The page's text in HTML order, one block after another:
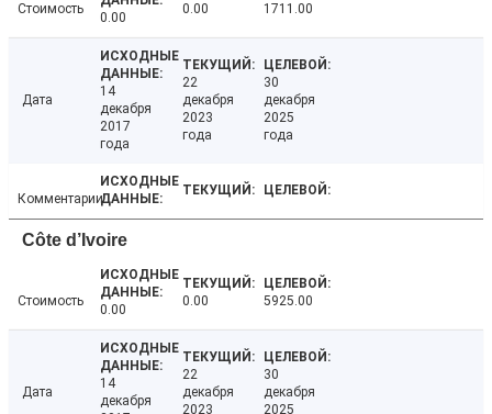
Стоимость
0.00
0.00 1711.00
Дата
14
декабря
2017
года
22
декабря
2023
года
30
декабря
2025
года
Комментарии
Côte d’Ivoire
Стоимость
0.00
0.00 5925.00
Дата
14
декабря
22
декабря
2023
30
декабря
2025